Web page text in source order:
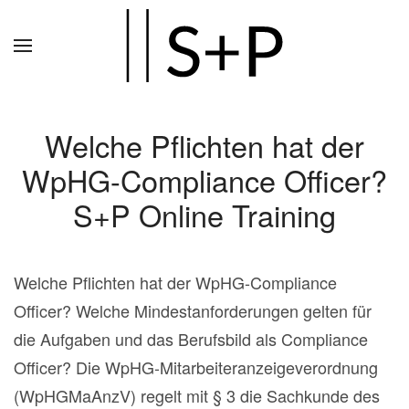
Welche Pflichten hat der
WpHG-Compliance Officer?
S+P Online Training
Welche Pflichten hat der WpHG-Compliance
Officer? Welche Mindestanforderungen gelten für
die Aufgaben und das Berufsbild als Compliance
Officer? Die WpHG-Mitarbeiteranzeigeverordnung
(WpHGMaAnzV) regelt mit § 3 die Sachkunde des